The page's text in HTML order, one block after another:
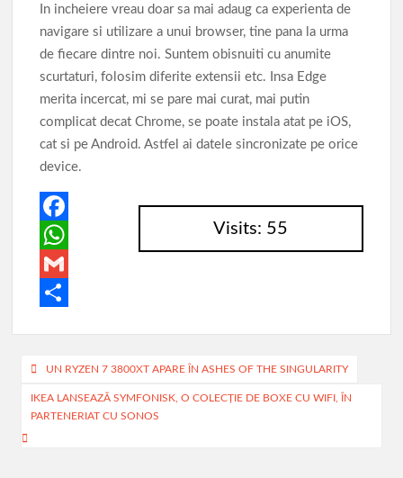
In incheiere vreau doar sa mai adaug ca experienta de
navigare si utilizare a unui browser, tine pana la urma
de fiecare dintre noi. Suntem obisnuiti cu anumite
scurtaturi, folosim diferite extensii etc. Insa Edge
merita incercat, mi se pare mai curat, mai putin
complicat decat Chrome, se poate instala atat pe iOS,
cat si pe Android. Astfel ai datele sincronizate pe orice
device.
Visits: 55
F
a
c
W
hG
Navigare
în
articole
UN RYZEN 7 3800XT APARE ÎN ASHES OF THE SINGULARITY
IKEA LANSEAZĂ SYMFONISK, O COLECŢIE DE BOXE CU WIFI, ÎN
PARTENERIAT CU SONOS